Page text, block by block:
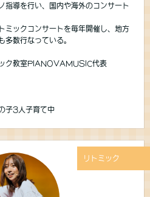
指導を行い、国内や海外のコンサート
ックコンサートを毎年開催し、地方
多数行なっている。
ク教室PIANOVAMUSIC代表
子3人子育て中
リトミック